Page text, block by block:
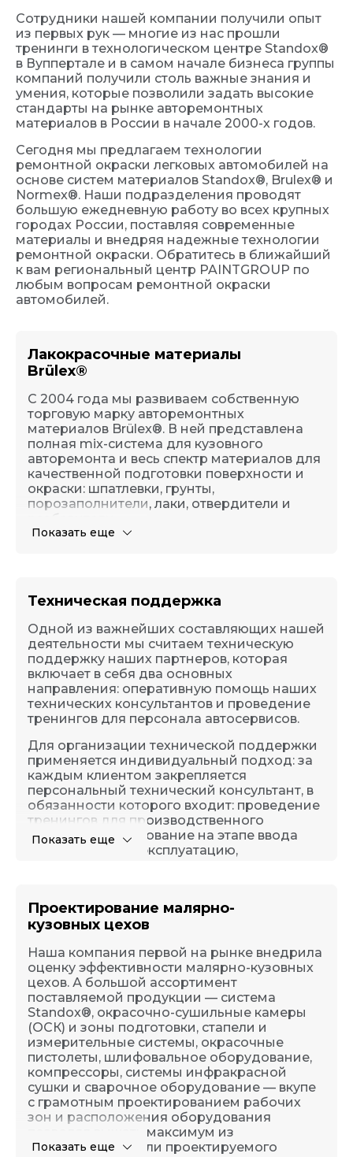
Сотрудники нашей компании получили опыт
из первых рук — многие из нас прошли
тренинги в технологическом центре Standox®
в Вуппертале и в самом начале бизнеса группы
компаний получили столь важные знания и
умения, которые позволили задать высокие
стандарты на рынке авторемонтных
материалов в России в начале 2000-х годов.
Сегодня мы предлагаем технологии
ремонтной окраски легковых автомобилей на
основе систем материалов Standox®, Brulex® и
Normex®. Наши подразделения проводят
большую ежедневную работу во всех крупных
городах России, поставляя современные
материалы и внедряя надежные технологии
ремонтной окраски. Обратитесь в ближайший
к вам региональный центр PAINTGROUP по
любым вопросам ремонтной окраски
автомобилей.
Лакокрасочные материалы
Brülex®
С 2004 года мы развиваем собственную
торговую марку авторемонтных
материалов Brülex®. В ней представлена
полная mix-система для кузовного
авторемонта и весь спектр материалов для
качественной подготовки поверхности и
окраски: шпатлевки, грунты,
порозаполнители, лаки, отвердители и
Показать еще
Техническая поддержка
Одной из важнейших составляющих нашей
деятельности мы считаем техническую
поддержку наших партнеров, которая
включает в себя два основных
направления: оперативную помощь наших
технических консультантов и проведение
тренингов для персонала автосервисов.
Для организации технической поддержки
применяется индивидуальный подход: за
каждым клиентом закрепляется
персональный технический консультант, в
обязанности которого входит: проведение
тренингов для производственного
персонала, курирование на этапе ввода
оборудования в эксплуатацию,
консультирование по всем возникающим
вопросам. Наши технические консультанты
которые обязаны проходить регулярное
обучение и аттестации, подтверждающие
их квалификацию. Обучение проводится в
нашем собственном корпоративном
университете.
Показать еще
Проектирование малярно-
кузовных цехов
Наша компания первой на рынке внедрила
оценку эффективности малярно-кузовных
цехов. А большой ассортимент
поставляемой продукции — система
Standox®, окрасочно-сушильные камеры
(ОСК) и зоны подготовки, стапели и
измерительные системы, окрасочные
пистолеты, шлифовальное оборудование,
компрессоры, системы инфракрасной
сушки и сварочное оборудование — вкупе
с грамотным проектированием рабочих
зон и расположения оборудования
позволял выжать максимум из
существующего или проектируемого
Показать еще